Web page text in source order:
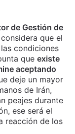
de Gestión de
considera que el
condiciones
que existe
aceptando
deje un mayor
de Irán,
peajes durante
ese será el
reacción de los